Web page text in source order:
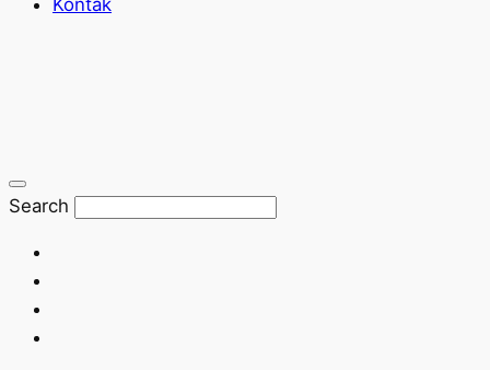
Search